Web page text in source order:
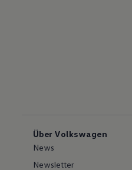
Über Volkswagen
News
Newsletter